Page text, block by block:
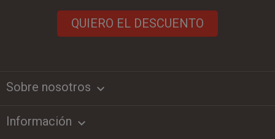
QUIERO EL DESCUENTO
Sobre nosotros keyboard_arrow_down
Información 